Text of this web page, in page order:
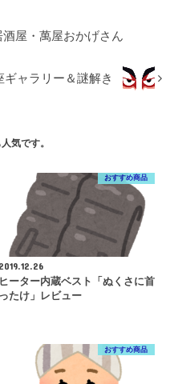
屋・萬屋おかげさん
ギャラリー＆謎解き
気です。
おすすめ商品
2019.12.26
ヒーター内蔵ベスト「ぬくさに首
ったけ」レビュー
おすすめ商品